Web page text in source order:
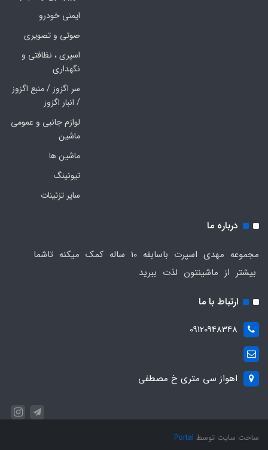
ایمنی خودرو
صوتی و تصویری
اسپری ، نظافتی و
نگهداری
سر اگزوز / منبع اگزوز
/ انبار اگزوز
لوازم جانبی و عمومی
ماشین
ماشین ها
تیونینگ
سایر تزئینات
درباره ما
مجموعه مهدی اسپرت باسابقه 10 ساله کمک میکنه تاشما
بیشتر از ماشینتون لذت ببرید
ارتباط با ما
09120948348
اهواز سی متری خ مصطفی
ساخت سایت توسط Portal